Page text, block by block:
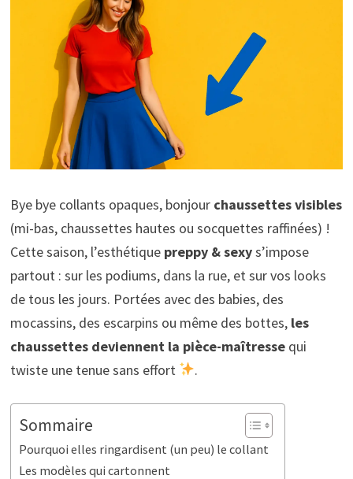
Bye bye collants opaques, bonjour chaussettes visibles
(mi-bas, chaussettes hautes ou socquettes raffinées) !
Cette saison, l’esthétique preppy & sexys’impose
partout : sur les podiums, dans la rue, et sur vos looks
de tous les jours. Portées avec des babies, des
mocassins, des escarpins ou même des bottes, les
chaussettes deviennent la pièce-maîtressequi
twiste une tenue sans effort
.
Sommaire
Pourquoi elles ringardisent (un peu) le collant
Les modèles qui cartonnent